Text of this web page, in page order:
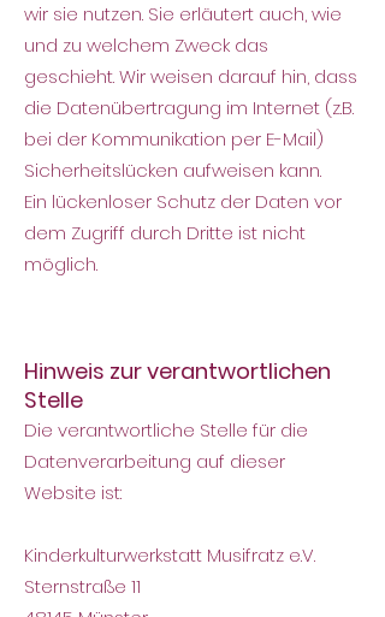
wir sie nutzen. Sie erläutert auch, wie
und zu welchem Zweck das
geschieht. Wir weisen darauf hin, dass
die Datenübertragung im Internet (z.B.
bei der Kommunikation per E-Mail)
Sicherheitslücken aufweisen kann.
Ein lückenloser Schutz der Daten vor
dem Zugriff durch Dritte ist nicht
möglich.
Hinweis zur verantwortlichen
Stelle
Die verantwortliche Stelle für die
Datenverarbeitung auf dieser
Website ist:
Kinderkulturwerkstatt Musifratz e.V.
Sternstraße 11